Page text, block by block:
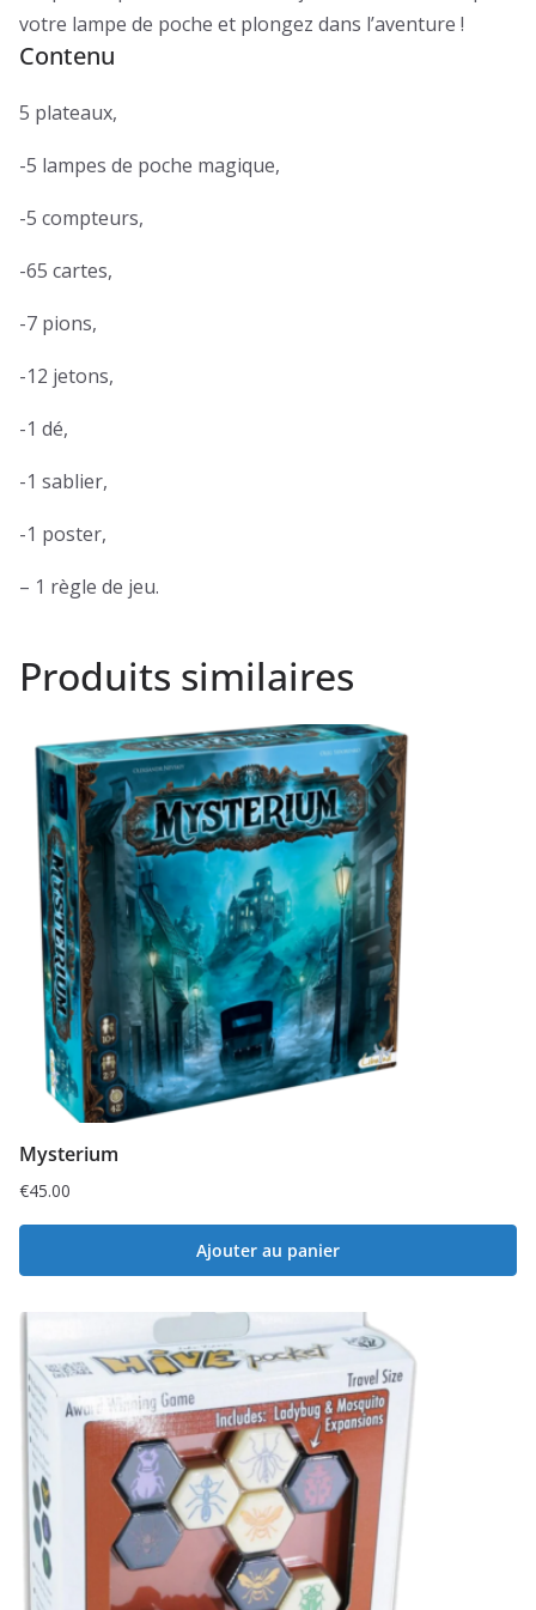
votre lampe de poche et plongez dans l’aventure !
Contenu
5 plateaux,
-5 lampes de poche magique,
-5 compteurs,
-65 cartes,
-7 pions,
-12 jetons,
-1 dé,
-1 sablier,
-1 poster,
– 1 règle de jeu.
Produits similaires
Mysterium
€45.00
Ajouter au panier